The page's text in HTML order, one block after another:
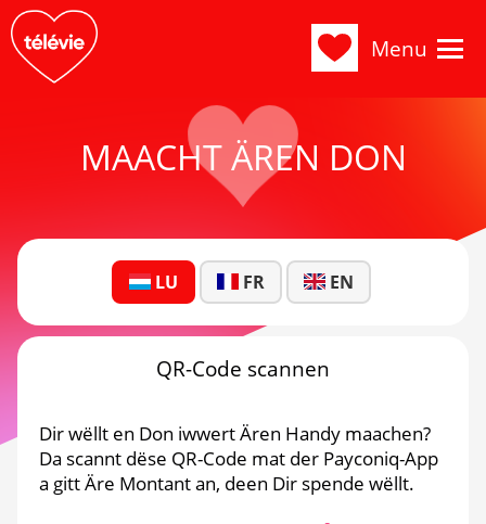
Menu
MAACHT ÄREN DON
LU FR EN
QR-Code scannen
Dir wëllt en Don iwwert Ären Handy maachen?
Da scannt dëse QR-Code mat der Payconiq-App
a gitt Äre Montant an, deen Dir spende wëllt.